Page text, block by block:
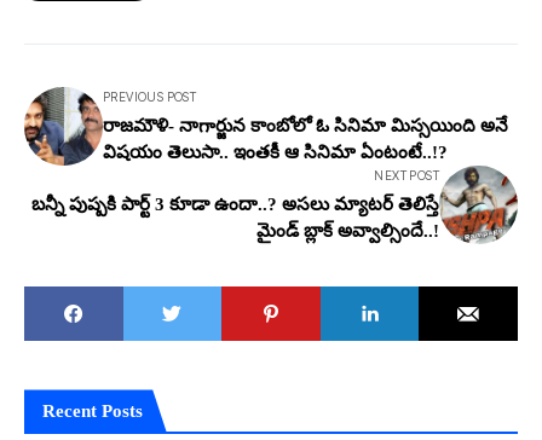
PREVIOUS POST
రాజమౌళి- నాగార్జున కాంబోలో ఓ సినిమా మిస్సయింది అనే
విషయం తెలుసా.. ఇంతకీ ఆ సినిమా ఏంటంటే..!?
NEXT POST
బన్నీ పుష్పకి పార్ట్ 3 కూడా ఉందా..? అసలు మ్యాటర్ తెలిస్తే
మైండ్ బ్లాక్ అవ్వాల్సిందే..!
Recent Posts